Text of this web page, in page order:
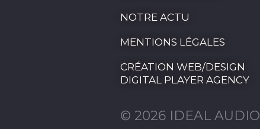
NOTRE ACTU
MENTIONS LÉGALES
CRÉATION WEB/DESIGN
DIGITAL PLAYER AGENCY
© 2026 IDEAL AUDIO